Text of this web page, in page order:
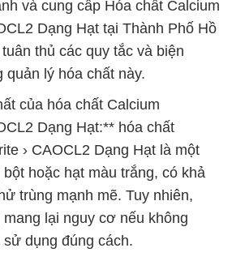
và cung cấp Hóa chất Calcium
Dạng Hạt tại Thành Phố Hồ
thủ các quy tắc và biện
quản lý hóa chất này.
của hóa chất Calcium
Dạng Hạt:** hóa chất
› CAOCL2 Dạng Hạt là một
bột hoặc hạt màu trắng, có khả
trùng mạnh mẽ. Tuy nhiên,
lại nguy cơ nếu không
dụng đúng cách.